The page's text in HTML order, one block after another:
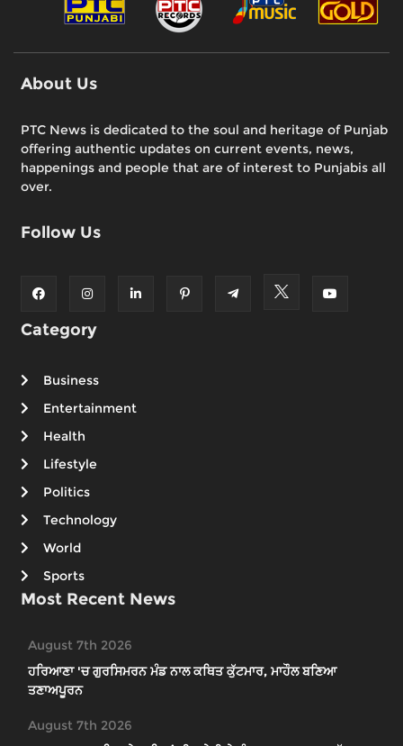
About Us
PTC News is dedicated to the soul and heritage of Punjab
offering authentic updates on current events, news,
happenings and people that are of interest to Punjabis all
over.
Follow Us
Category
Business
Entertainment
Health
Lifestyle
Politics
Technology
World
Sports
Most Recent News
August 7th 2026
ਹਰਿਆਣਾ 'ਚ ਗੁਰਸਿਮਰਨ ਮੰਡ ਨਾਲ ਕਥਿਤ ਕੁੱਟਮਾਰ, ਮਾਹੌਲ ਬਣਿਆ
ਤਣਾਅਪੂਰਨ
August 7th 2026